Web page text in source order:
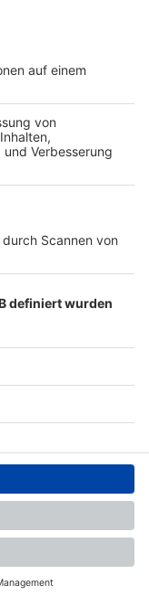
Impressum